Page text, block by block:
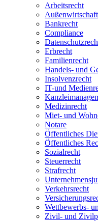
Arbeitsrecht
Bankrecht
Compliance
Erbrecht
Familienrecht
Handels- und
Insolvenzrecht
IT-und
Medizinrecht
Miet- und
Notare
Öffentliches
Öffentliches
Sozialrecht
Steuerrecht
Strafrecht
Verkehrsrecht
Wettbewerbs-
Zivil- und